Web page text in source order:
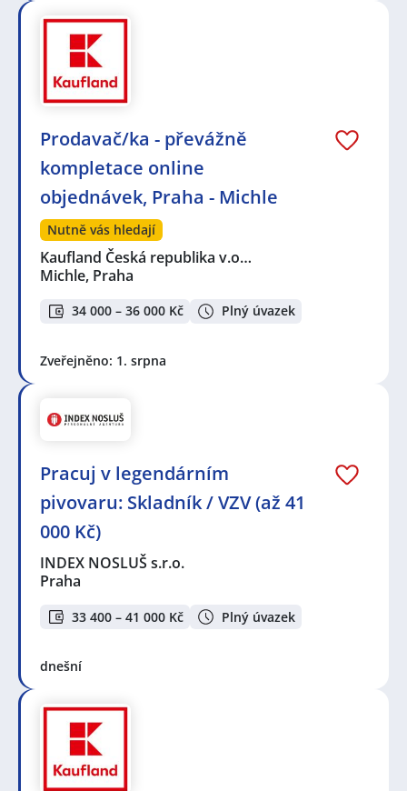
Prodavač/ka - převážně
kompletace online
objednávek, Praha - Michle
Nutně vás hledají
Kaufland Česká republika v.o…
Michle, Praha
34 000 – 36 000 Kč Plný úvazek
Zveřejněno: 1. srpna
Pracuj v legendárním
pivovaru: Skladník / VZV (až 41
000 Kč)
INDEX NOSLUŠ s.r.o.
Praha
33 400 – 41 000 Kč Plný úvazek
dnešní